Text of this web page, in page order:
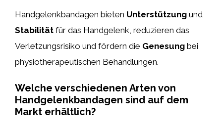
Handgelenkbandagen bieten Unterstützung und
Stabilität für das Handgelenk, reduzieren das
Verletzungsrisiko und fördern die Genesung bei
physiotherapeutischen Behandlungen.
Welche verschiedenen Arten von
Handgelenkbandagen sind auf dem
Markt erhältlich?